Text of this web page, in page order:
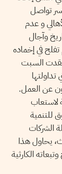
تواصل
و عدم
وآجال
في إخماده
السبت
عن العمل.
لاستعاب
للتنمية
الشركات
يحاول هذا
وتبعاته الكارثية